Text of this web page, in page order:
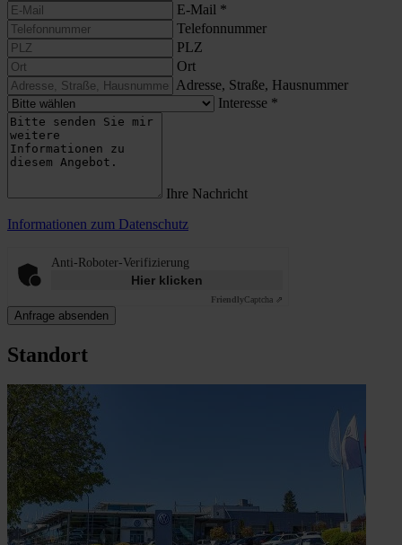
E-Mail *
Telefonnummer
PLZ
Ort
Adresse, Straße, Hausnummer
Interesse *
Ihre Nachricht
Informationen zum Datenschutz
Anti-Roboter-Verifizierung
Hier klicken
FriendlyCaptcha ⇗
Anfrage absenden
Standort